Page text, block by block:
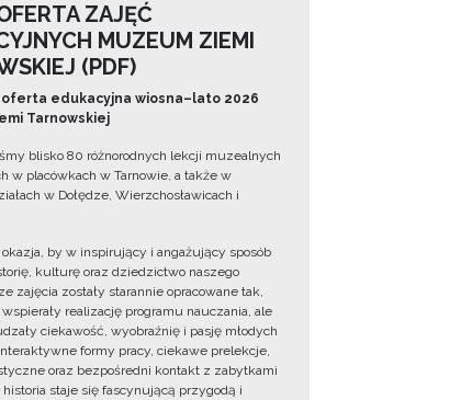
ZAJĘĆ
MUZEUM ZIEMI
(PDF)
oferta edukacyjna wiosna–lato 2026
Tarnowskiej
blisko 80 różnorodnych lekcji muzealnych
w placówkach w Tarnowie, a także w
w Dołędze, Wierzchosławicach i
okazja, by w inspirujący i angażujący sposób
kulturę oraz dziedzictwo naszego
zajęcia zostały starannie opracowane tak,
realizację programu nauczania, ale
ciekawość, wyobraźnię i pasję młodych
formy pracy, ciekawe prelekcje,
oraz bezpośredni kontakt z zabytkami
historia staje się fascynującą przygodą i